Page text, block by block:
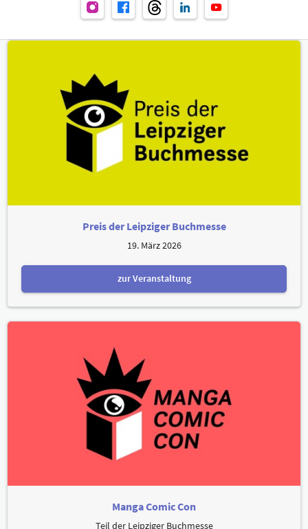
Preis der Leipziger Buchmesse
19. März 2026
zur Veranstaltung
Manga Comic Con
Teil der Leipziger Buchmesse